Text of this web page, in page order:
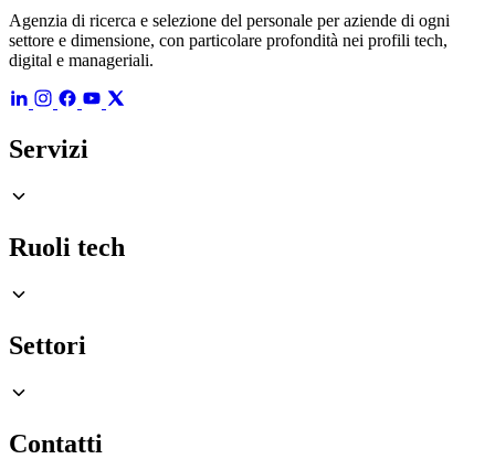
Agenzia di ricerca e selezione del personale per aziende di ogni
settore e dimensione, con particolare profondità nei profili tech,
digital e manageriali.
Servizi
Ruoli tech
Settori
Contatti